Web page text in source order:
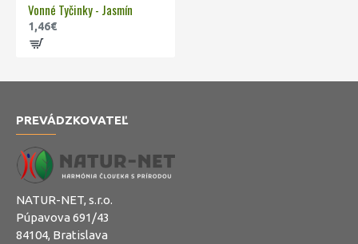
Vonné Tyčinky - Jasmín
1,46€
PREVÁDZKOVATEĽ
NATUR-NET, s.r.o.
Púpavova 691/43
84104, Bratislava